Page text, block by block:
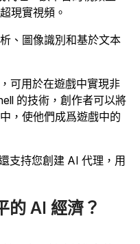
現實視頻。
、圖像識別和基於文本
可用於在遊戲中實現非
的技術，創作者可以將
，使他們成爲遊戲中的
支持您創建 AI 代理，用
的 AI 經濟？